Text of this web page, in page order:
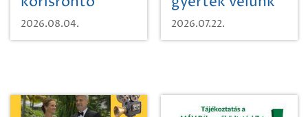
karcsúdíszbogárról
2026.08.04.
egy városi
időutazásra!
2026.07.22.